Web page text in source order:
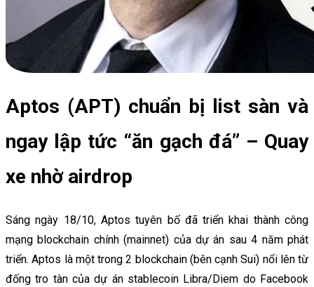
Aptos (APT) chuẩn bị list sàn và
ngay lập tức “ăn gạch đá” – Quay
xe nhờ airdrop
Sáng ngày 18/10, Aptos tuyên bố đã triển khai thành công
mạng blockchain chính (mainnet) của dự án sau 4 năm phát
triển. Aptos là một trong 2 blockchain (bên cạnh Sui) nổi lên từ
đống tro tàn của dự án stablecoin Libra/Diem do Facebook